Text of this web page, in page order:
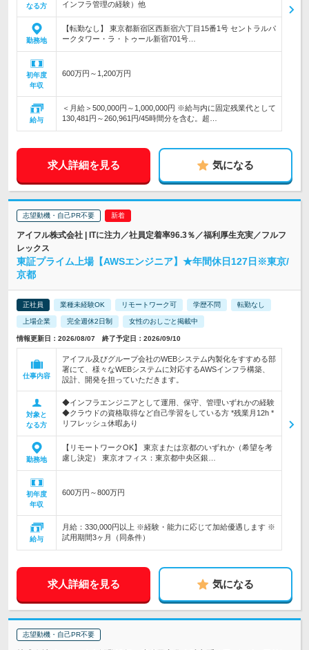
なる方
インフラ管理の経験）他
勤務地
【転勤なし】 東京都新宿区西新宿六丁目15番1号 セントラルパ
ークタワー・ラ・トゥール新宿701号…
初年度
年収
600万円～1,200万円
給与
＜月給＞500,000円～1,000,000円 ※給与内に固定残業代として
130,481円～260,961円/45時間分を含む。超…
求人詳細を見る 気になる
志望動機・自己PR不要
アイフル株式会社 | ITに注力／社員定着率96.3％／福利厚生充実／フルフ
レックス
東証プライム上場【AWSエンジニア】★年間休日127日※東京/
京都
正社員 業種未経験OK リモートワーク可 学歴不問 転勤なし
上場企業 完全週休2日制 女性のおしごと掲載中
情報更新日：2026/08/07 終了予定日：2026/09/10
仕事内容
アイフル及びグループ会社のWEBシステム内製化をすすめる部
署にて、様々なWEBシステムに対応するAWSインフラ構築、
設計、開発を担っていただきます。
対象と
なる方
◆インフラエンジニアとして運用、保守、管理いずれかの経験
◆クラウドの資格取得など自己学習をしている方 *残業月12h *
リフレッシュ休暇あり
勤務地
【リモートワークOK】 東京または京都のいずれか（希望を考
慮し決定） 東京オフィス：東京都中央区銀…
初年度
年収
600万円～800万円
給与
月給：330,000円以上 ※経験・能力に応じて加給優遇します ※
試用期間3ヶ月（同条件）
求人詳細を見る 気になる
志望動機・自己PR不要